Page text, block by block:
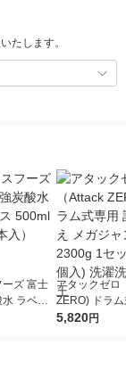
たします。
ーズ 富士
ラベル
1箱（24
アタックゼロ
ZERO) ドラ
詰め替え メガ
5,820円